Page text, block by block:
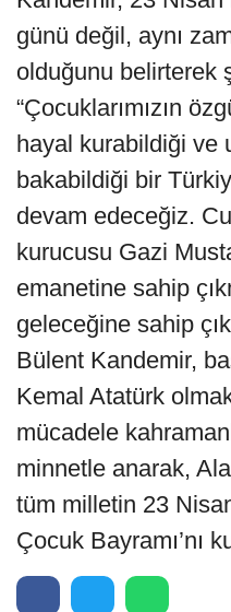
günü değil, aynı
olduğunu belirterek
“Çocuklarımızın
hayal kurabildiği ve
bakabildiği bir
devam edeceğiz.
kurucusu Gazi
emanetine sahip
geleceğine sahip
Bülent Kandemir,
Kemal Atatürk
mücadele
minnetle anarak,
tüm milletin 23
Çocuk Bayramı’nı